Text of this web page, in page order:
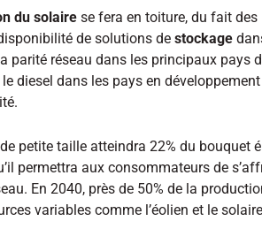
du solaire se fera en toiture, du fait des
de solutions de stockage
parité réseau dans les principaux pays
diesel dans les pays en développement
petite taille atteindra 22% du bouquet
permettra aux consommateurs de
En 2040, près de 50% de la
variables comme l’éolien et le